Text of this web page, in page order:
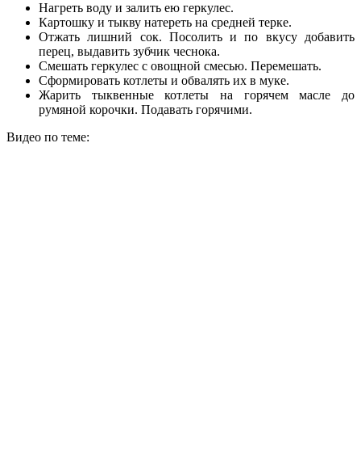
Нагреть воду и залить ею геркулес.
Картошку и тыкву натереть на средней терке.
Отжать лишний сок. Посолить и по вкусу добавить
перец, выдавить зубчик чеснока.
Смешать геркулес с овощной смесью. Перемешать.
Сформировать котлеты и обвалять их в муке.
Жарить тыквенные котлеты на горячем масле до
румяной корочки. Подавать горячими.
Видео по теме: